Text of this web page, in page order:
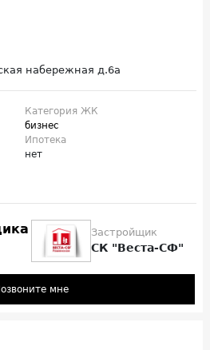
набережная д.6а
Категория ЖК
бизнес
Ипотека
нет
Застройщик
СК "Веста-СФ"
мне